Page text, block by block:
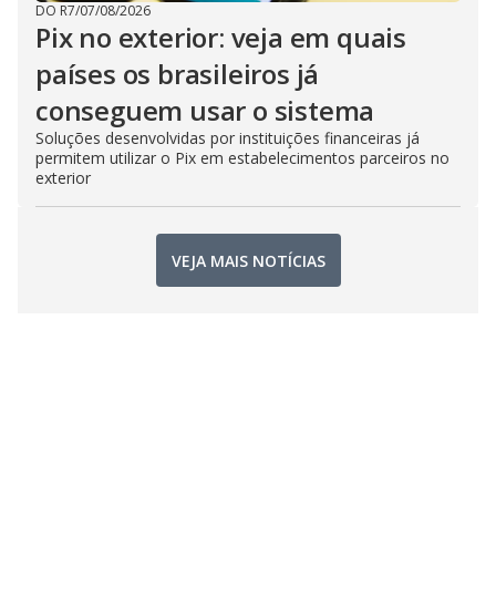
DO R7/07/08/2026
Pix no exterior: veja em quais
países os brasileiros já
conseguem usar o sistema
Soluções desenvolvidas por instituições financeiras já
permitem utilizar o Pix em estabelecimentos parceiros no
exterior
VEJA MAIS NOTÍCIAS